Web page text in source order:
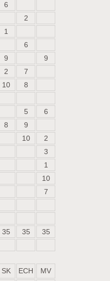
6
2
1
6
9
9
2
7
10
8
5
6
8
9
10
2
3
1
10
7
35 35
35
SK ECH
MV